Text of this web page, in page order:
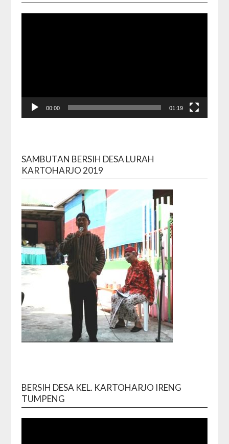
00:00 01:19
SAMBUTAN BERSIH DESA LURAH
KARTOHARJO 2019
BERSIH DESA KEL. KARTOHARJO IRENG
TUMPENG